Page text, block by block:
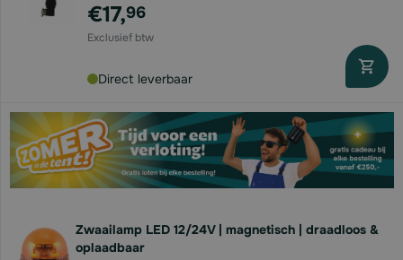
€17,96
Direct leverbaar
Zwaailamp LED 12/24V | magnetisch | draadloos &
oplaadbaar